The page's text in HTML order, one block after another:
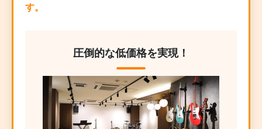
す。
圧倒的な低価格を実現！